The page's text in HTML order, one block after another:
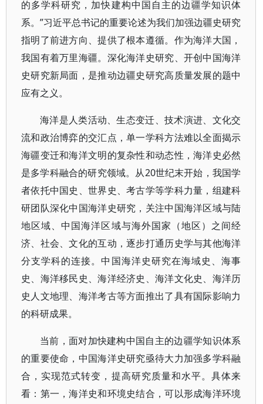
的多学科研究，加快建构中国自主的边疆学知识体
系。”习近平总书记的重要论述为我们加强边疆史研究
指明了前进方向、提供了根本遵循。作为海洋大国，
我国有着万里海疆。深化海洋史研究、开创中国海洋
史研究新局面，是推动边疆史研究高质量发展的题中
应有之义。
海洋是人类活动、生态变迁、技术演进、文化交
流和政治博弈的交汇点，单一学科方法难以全面揭示
海疆变迁和海洋文明的复杂性和动态性，海洋史必然
是多学科融合的研究领域。从20世纪末开始，我国学
者依托中国史、世界史、考古学等学科力量，组建科
研团队深化中国海洋史研究，关注中国海洋区域与陆
地区域、中国海洋区域与海外国家（地区）之间经
济、社会、文化的互动，逐步打通历史学与其他海洋
分支学科的连接。中国海洋史研究在海域史、海事
史、海洋移民史、海洋经济史、海洋文化史、海洋历
史人文地理、海洋考古等方面推出了具有国际影响力
的科研成果。
当前，面对加快建构中国自主的边疆学知识体系
的重要使命，中国海洋史研究亟待大力加强多学科融
合，实现范式转变，提高研究质量和水平。具体来
看：第一，海洋史和环境史结合，可以形成海洋环境